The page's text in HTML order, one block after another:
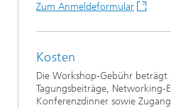
Zum Anmeldeformular
Kosten
Die Workshop-Gebühr
Tagungsbeiträge, Networking-
Konferenzdinner sowie